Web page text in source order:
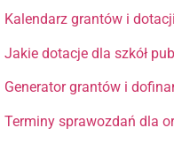
Kalendarz grantów i dotacji
Jakie dotacje dla szkół
Generator grantów i
Terminy sprawozdań dla